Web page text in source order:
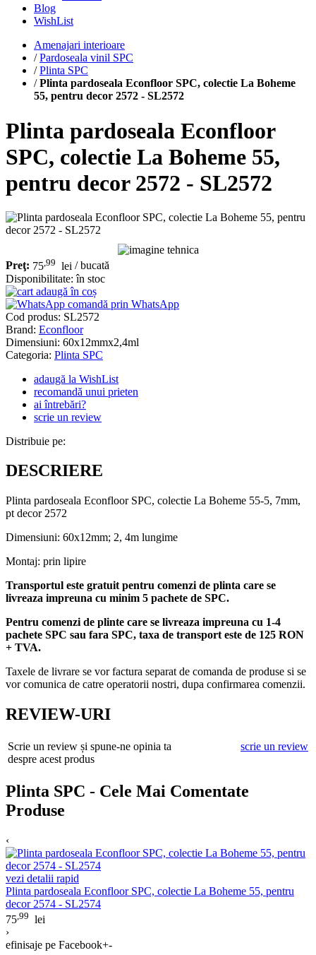
Blog
WishList
Amenajari interioare
/Pardoseala vinil SPC
/Plinta SPC
/Plinta pardoseala Econfloor SPC, colectie La Boheme
55, pentru decor 2572 - SL2572
Plinta pardoseala Econfloor
SPC, colectie La Boheme 55,
pentru decor 2572 - SL2572
Preţ: 75 ,99 lei / bucată
Disponibilitate: în stoc
adaugă în coș
comandă prin WhatsApp
Cod produs: SL2572
Brand: Econfloor
Dimensiuni: 60x12mmx2,4ml
Categoria: Plinta SPC
adaugă la WishList
recomandă unui prieten
ai întrebări?
scrie un review
Distribuie pe:
DESCRIERE
Plinta pardoseala Econfloor SPC, colectie La Boheme 55-5, 7mm,
pt decor 2572
Dimensiuni: 60x12mm; 2, 4m lungime
Montaj: prin lipire
Transportul este gratuit pentru comenzi de plinta care se
livreaza impreuna cu minim 5 pachete de SPC.
Pentru comenzi de plinte care se livreaza impreuna cu 1-4
pachete SPC sau fara SPC, taxa de transport este de 125 RON
+ TVA.
Taxele de livrare se vor factura separat de comanda de produse si se
vor comunica de catre operatorii nostri, dupa confirmarea comenzii.
REVIEW-URI
Scrie un review și spune-ne opinia ta
despre acest produs
scrie un review
Plinta SPC - Cele Mai Comentate
Produse
‹
vezi detalii rapid
Plinta pardoseala Econfloor SPC, colectie La Boheme 55, pentru
decor 2574 - SL2574
75 ,99 lei
›
efinisaje pe Facebook+-